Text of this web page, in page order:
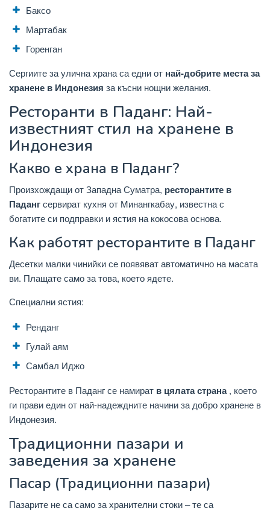
Баксо
Мартабак
Горенган
Сергиите за улична храна са едни от най-добрите места за
хранене в Индонезия за късни нощни желания.
Ресторанти в Паданг: Най-
известният стил на хранене в
Индонезия
Какво е храна в Паданг?
Произхождащи от Западна Суматра, ресторантите в
Падангсервират кухня от Минангкабау, известна с
богатите си подправки и ястия на кокосова основа.
Как работят ресторантите в Паданг
Десетки малки чинийки се появяват автоматично на масата
ви. Плащате само за това, което ядете.
Специални ястия:
Ренданг
Гулай аям
Самбал Иджо
Ресторантите в Паданг се намират в цялата страна, което
ги прави един от най-надеждните начини за добро хранене в
Индонезия.
Традиционни пазари и
заведения за хранене
Пасар (Традиционни пазари)
Пазарите не са само за хранителни стоки – те са